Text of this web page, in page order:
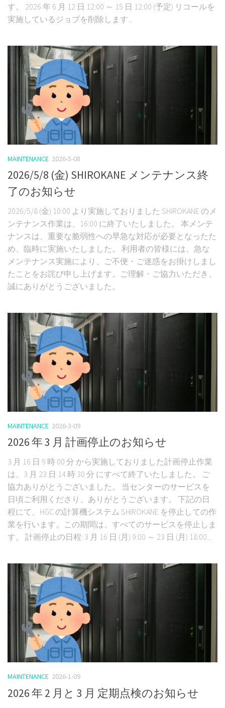
す。 2026 年 6 月 12 日 12:00 ～ 15 日 12:00 (予定) リコールを
実施しているジョブを削除します...
MAINTENANCE 2026-5-08
2026/5/8 (金) SHIROKANE メンテナンス終
了のお知らせ
2026/5/8 (金) 10:00 より実施しておりました SHIROKANE のメ
ンテナンス作業は、16:00 に終了いたしました。 本メンテ
ナンスは、重要な脆弱性への早急な対応が必要となったた
め、臨時に実施いたしました。 利用者の皆様には、急な
メンテナンス実施により、ご不便・ご迷惑をお掛けしまし
たことをお詫び申し上げます。ご理解・ご協力いただき、
誠にありがとうございました。
MAINTENANCE 2026-3-09
2026 年 3 月 計画停止のお知らせ
3 月 16 日 9 時 00 分 から実施しておりました計画停止作業
は、3 月 23 日 14 時 30 分 にすべて終了いたしました。 ご
協力ありがとうございました。 当センターのサービスを
日頃ご利用くださり、ありがとうございます。 下記の日
程にて、HGC の計算機システム SHIROKANE を停止しての作
業を行います。この期間は、すべてのサービスを停止しま
す。 計画停止の日程: 3 月 16 日 (月) 9:00 ～ 23 日 (月) 18:00...
MAINTENANCE 2026-1-09
2026 年 2 月と 3 月 定期点検のお知らせ